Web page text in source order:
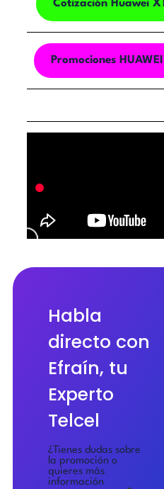
Cotización Huawei
Promociones
Habla
directo con
Efraín, tu
Experto
Telcel
¿Tienes dudas sobre
la promoción o
quieres más
información